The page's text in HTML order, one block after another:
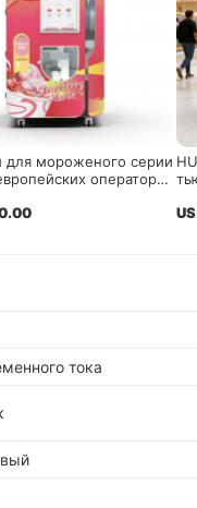
для мороженого серии
операторо
и туристически
тока